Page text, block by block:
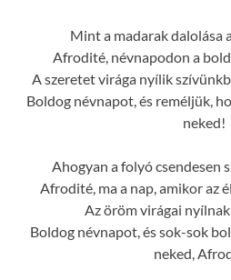
Mint a madarak dalolása
Afrodité, névnapodon a
A szeretet virága nyílik
Boldog névnapot, és reméljük,
neked!
Ahogyan a folyó csendesen
Afrodité, ma a nap, amikor az
Az öröm virágai
Boldog névnapot, és sok-sok
neked,